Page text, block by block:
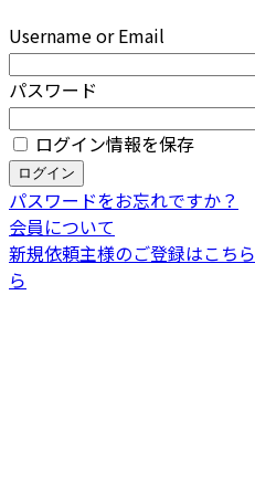
Username or Email
パスワード
ログイン情報を保存
パスワードをお忘れですか？
会員について
新規依頼主様のご登録はこちら
ら